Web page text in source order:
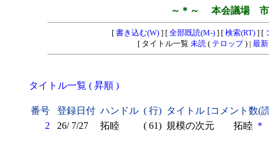
～＊～ 本会議場 市
[ 書き込む(W)] [ 全部既読(M-)] [ 検索(RT)] [
[ タイトル一覧 未読( テロップ) | 最新
タイトル一覧 ( 昇順 )
番号 登録日付 ハンドル ( 行) タイトル [コメント数(
2
26/ 7/27 拓睦 ( 61) 規模の次元 拓睦 ＊